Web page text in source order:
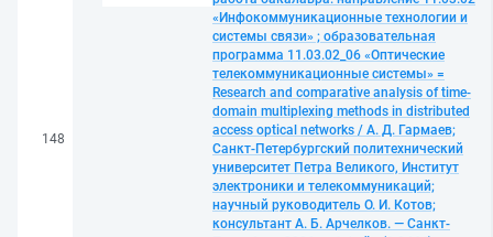
148
«Инфокоммуникационные технологии и
системы связи» ; образовательная
программа 11.03.02_06 «Оптические
телекоммуникационные системы» =
Research and comparative analysis of time-
domain multiplexing methods in distributed
access optical networks / А. Д. Гармаев;
Санкт-Петербургский политехнический
университет Петра Великого, Институт
электроники и телекоммуникаций;
научный руководитель О. И. Котов;
консультант А. Б. Арчелков. — Санкт-